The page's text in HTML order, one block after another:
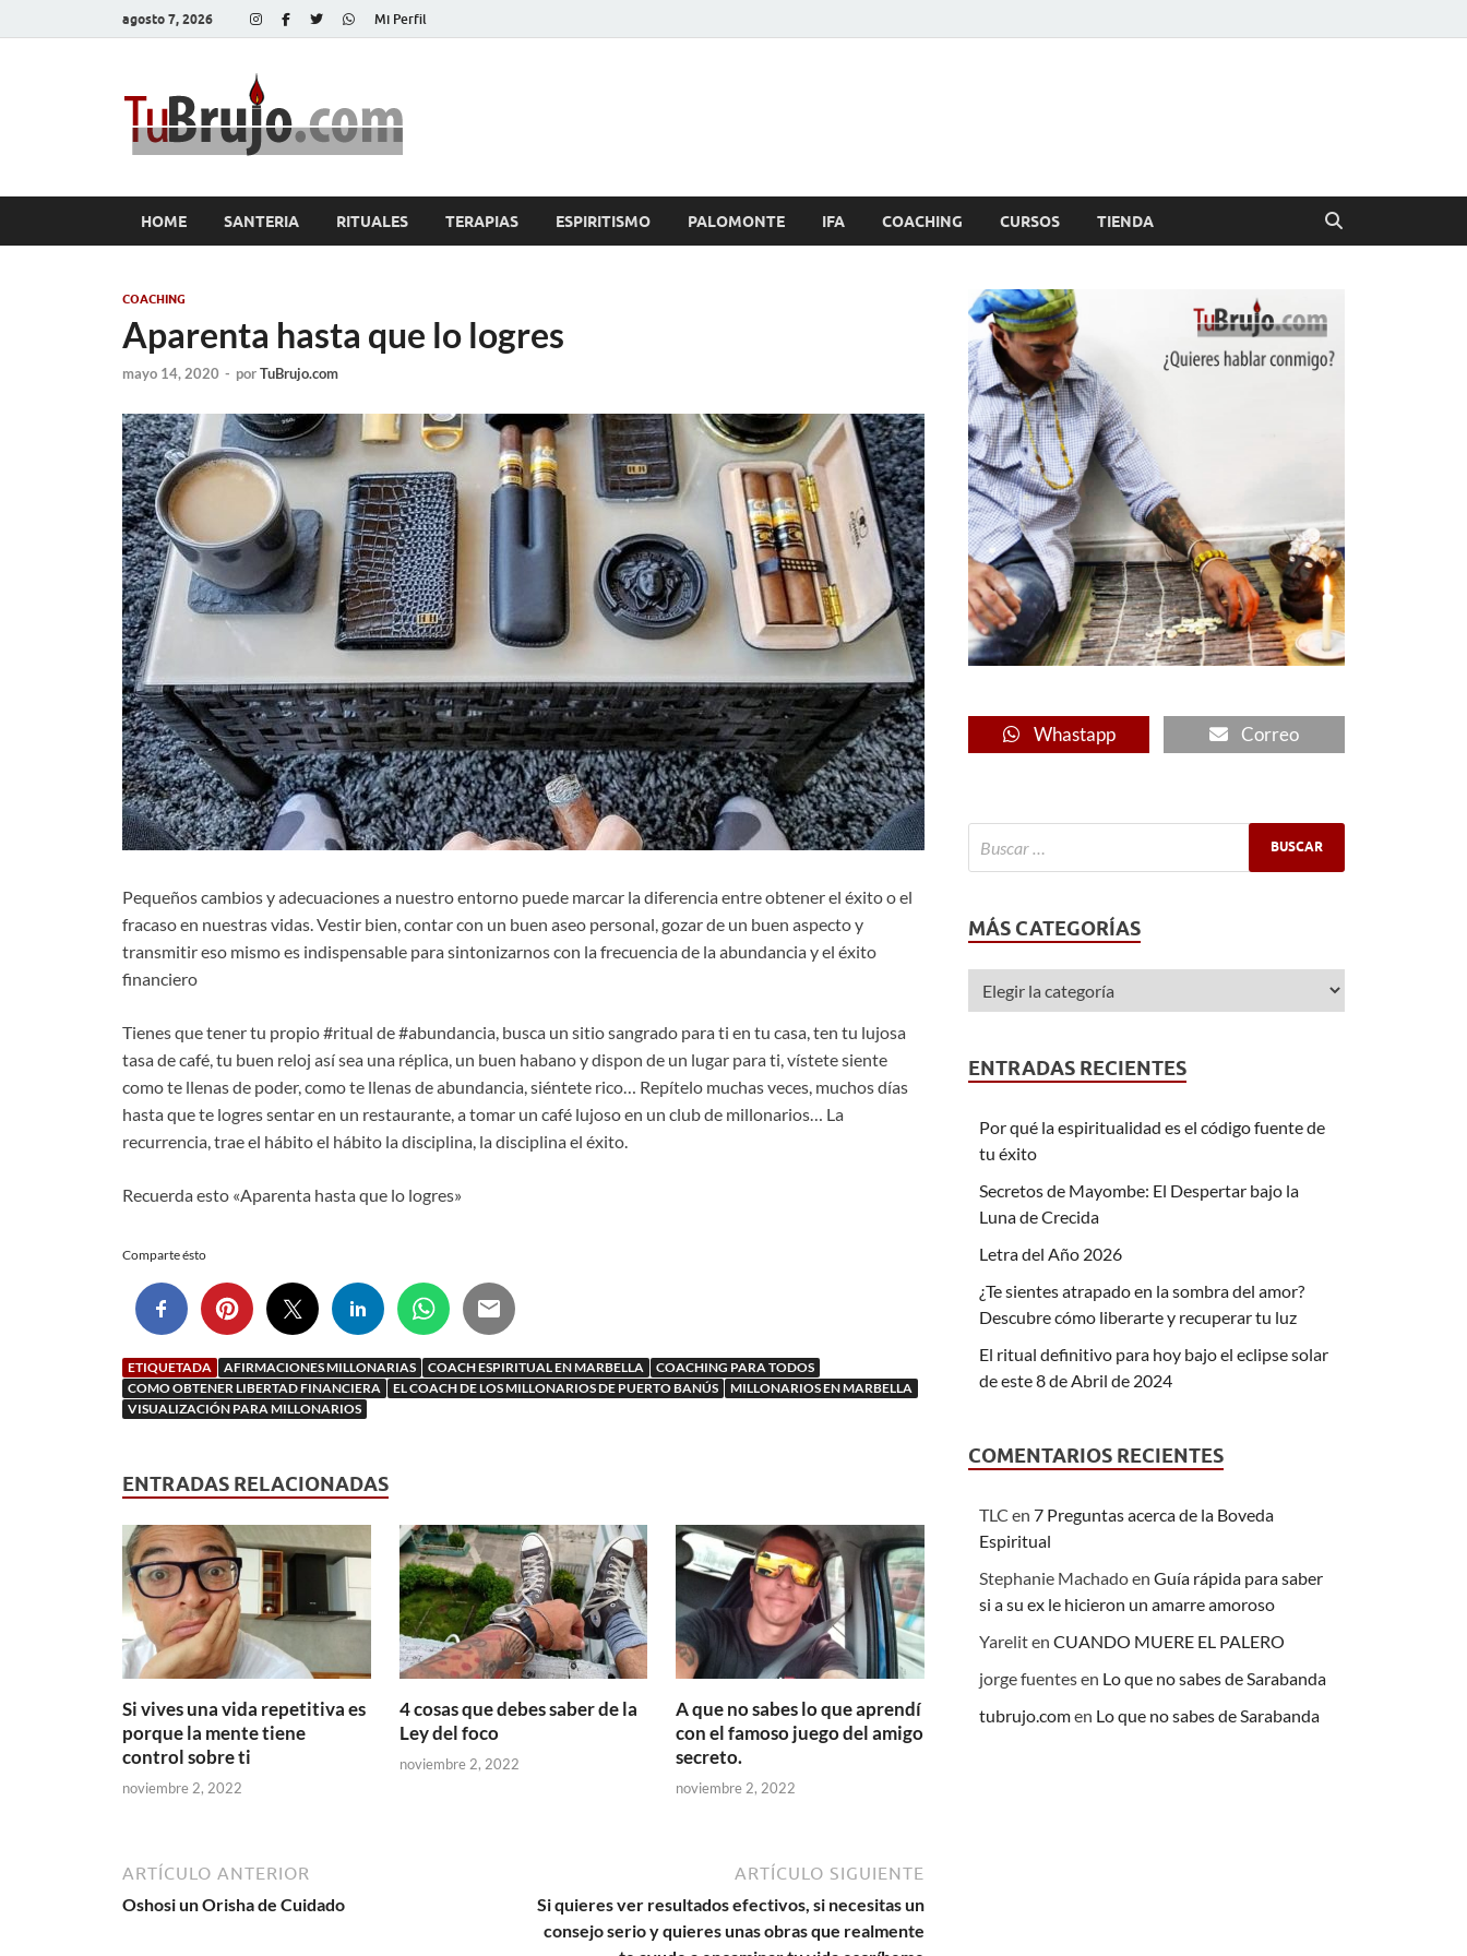
agosto 7, 2026 Mi Perfil
HOME SANTERIA RITUALES TERAPIAS ESPIRITISMO PALOMONTE IFA COACHING CURSOS TIENDA
COACHING
Aparenta hasta que lo logres
mayo 14, 2020 - porTuBrujo.com
Pequeños cambios y adecuaciones a nuestro entorno puede marcar la diferencia entre obtener el éxito o el
fracaso en nuestras vidas. Vestir bien, contar con un buen aseo personal, gozar de un buen aspecto y
transmitir eso mismo es indispensable para sintonizarnos con la frecuencia de la abundancia y el éxito
financiero
Tienes que tener tu propio #ritual de #abundancia, busca un sitio sangrado para ti en tu casa, ten tu lujosa
tasa de café, tu buen reloj así sea una réplica, un buen habano y dispon de un lugar para ti, vístete siente
como te llenas de poder, como te llenas de abundancia, siéntete rico… Repítelo muchas veces, muchos días
hasta que te logres sentar en un restaurante, a tomar un café lujoso en un club de millonarios… La
recurrencia, trae el hábito el hábito la disciplina, la disciplina el éxito.
Recuerda esto «Aparenta hasta que lo logres»
Comparte ésto
ETIQUETADA AFIRMACIONES MILLONARIAS COACH ESPIRITUAL EN MARBELLA
COACHING PARA TODOS
COMO OBTENER LIBERTAD FINANCIERA
EL COACH DE LOS MILLONARIOS DE PUERTO BANÚS
MILLONARIOS EN MARBELLA
VISUALIZACIÓN PARA MILLONARIOS
ENTRADAS RELACIONADAS
Si vives una vida repetitiva es
porque la mente tiene
control sobre ti
noviembre 2, 2022
4 cosas que debes saber de la
Ley del foco
noviembre 2, 2022
A que no sabes lo que aprendí
con el famoso juego del amigo
secreto.
noviembre 2, 2022
ARTÍCULO ANTERIOR
Oshosi un Orisha de Cuidado
ARTÍCULO SIGUIENTE
Si quieres ver resultados efectivos, si necesitas un
consejo serio y quieres unas obras que realmente
Whastapp Correo
MÁS CATEGORÍAS
ENTRADAS RECIENTES
Por qué la espiritualidad es el código fuente de
tu éxito
Secretos de Mayombe: El Despertar bajo la
Luna de Crecida
Letra del Año 2026
¿Te sientes atrapado en la sombra del amor?
Descubre cómo liberarte y recuperar tu luz
El ritual definitivo para hoy bajo el eclipse solar
de este 8 de Abril de 2024
COMENTARIOS RECIENTES
TLC en7 Preguntas acerca de la Boveda
Espiritual
Stephanie MachadoenGuía rápida para saber
si a su ex le hicieron un amarre amoroso
YarelitenCUANDO MUERE EL PALERO
jorge fuentesen Lo que no sabes de Sarabanda
tubrujo.comen Lo que no sabes de Sarabanda